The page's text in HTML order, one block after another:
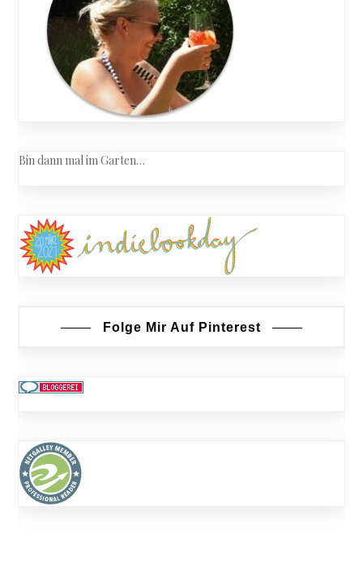
Bin dann mal im Garten…
Folge Mir Auf Pinterest